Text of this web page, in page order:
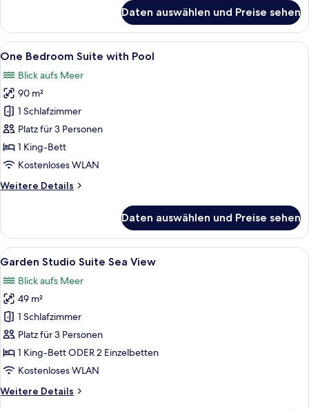
Daten auswählen und Preise sehen
Alle
Fotos
für
One
Bedroom
Suite
with
Pool
Ein rechteckiger Pool mit einer
7
One Bedroom Suite with Pool
Blick aufs Meer
90 m²
1 Schlafzimmer
Platz für 3 Personen
1 King-Bett
Kostenloses WLAN
Weitere Details
Weitere
Bedroom
Suite
with
Daten auswählen und Preise sehen
Alle
Fotos
für
Garden
Studio
Suite
Sea
View
Ein Wohnzimmer mit einer Couch,
8
Garden Studio Suite Sea View
Blick aufs Meer
49 m²
1 Schlafzimmer
Platz für 3 Personen
1 King-Bett ODER 2 Einzelbetten
Kostenloses WLAN
Weitere Details
Weitere